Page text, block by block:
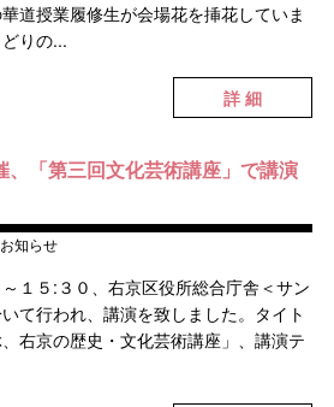
道授業履修生が会場花を挿花していま
りの...
詳 細
、「第三回文化芸術講座」で講演
知らせ
１５:３０、右京区役所総合庁舎＜サン
て行われ、講演を致しました。タイト
右京の歴史・文化芸術講座」、講演テ